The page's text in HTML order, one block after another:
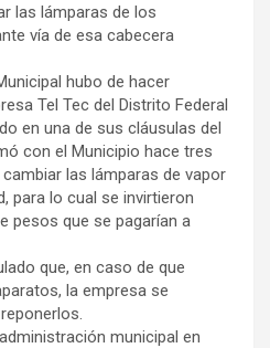
las lámparas de los
vía de esa cabecera
hubo de hacer
Tel Tec del Distrito Federal
en una de sus cláusulas del
con el Municipio hace tres
las lámparas de vapor
para lo cual se invirtieron
pesos que se pagarían a
que, en caso de que
la empresa se
municipal en